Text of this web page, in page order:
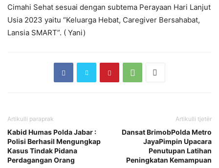
Cimahi Sehat sesuai dengan subtema Perayaan Hari Lanjut
Usia 2023 yaitu “Keluarga Hebat, Caregiver Bersahabat,
Lansia SMART”. ( Yani)
Artikulli paraprak
Kabid Humas Polda Jabar :
Polisi Berhasil Mengungkap
Kasus Tindak Pidana
Perdagangan Orang
Artikulli tjetër
Dansat BrimobPolda Metro
JayaPimpin Upacara
Penutupan Latihan
Peningkatan Kemampuan